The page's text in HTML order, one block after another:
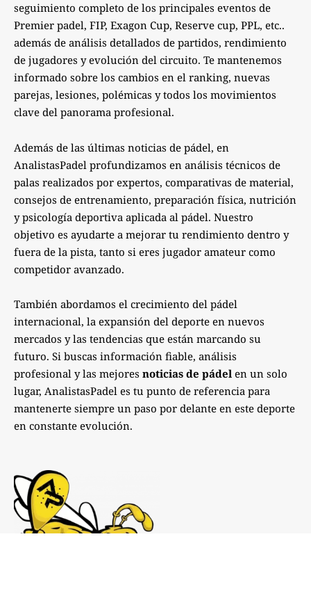
seguimiento completo de los principales eventos de
Premier padel, FIP, Exagon Cup, Reserve cup, PPL, etc..
además de análisis detallados de partidos, rendimiento
de jugadores y evolución del circuito. Te mantenemos
informado sobre los cambios en el ranking, nuevas
parejas, lesiones, polémicas y todos los movimientos
clave del panorama profesional.
Además de las últimas noticias de pádel, en
AnalistasPadel profundizamos en análisis técnicos de
palas realizados por expertos, comparativas de material,
consejos de entrenamiento, preparación física, nutrición
y psicología deportiva aplicada al pádel. Nuestro
objetivo es ayudarte a mejorar tu rendimiento dentro y
fuera de la pista, tanto si eres jugador amateur como
competidor avanzado.
También abordamos el crecimiento del pádel
internacional, la expansión del deporte en nuevos
mercados y las tendencias que están marcando su
futuro. Si buscas información fiable, análisis
profesional y las mejores noticias de pádel en un solo
lugar, AnalistasPadel es tu punto de referencia para
mantenerte siempre un paso por delante en este deporte
en constante evolución.